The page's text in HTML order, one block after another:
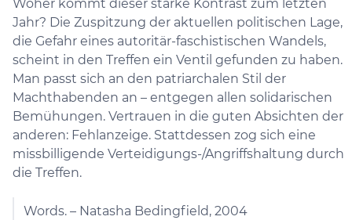
Woher kommt dieser starke Kontrast zum letzten
Jahr? Die Zuspitzung der aktuellen politischen Lage,
die Gefahr eines autoritär-faschistischen Wandels,
scheint in den Treffen ein Ventil gefunden zu haben.
Man passt sich an den patriarchalen Stil der
Machthabenden an – entgegen allen solidarischen
Bemühungen. Vertrauen in die guten Absichten der
anderen: Fehlanzeige. Stattdessen zog sich eine
missbilligende Verteidigungs-/Angriffshaltung durch
die Treffen.
Words. –​​​​​​​ Natasha Bedingfield, 2004